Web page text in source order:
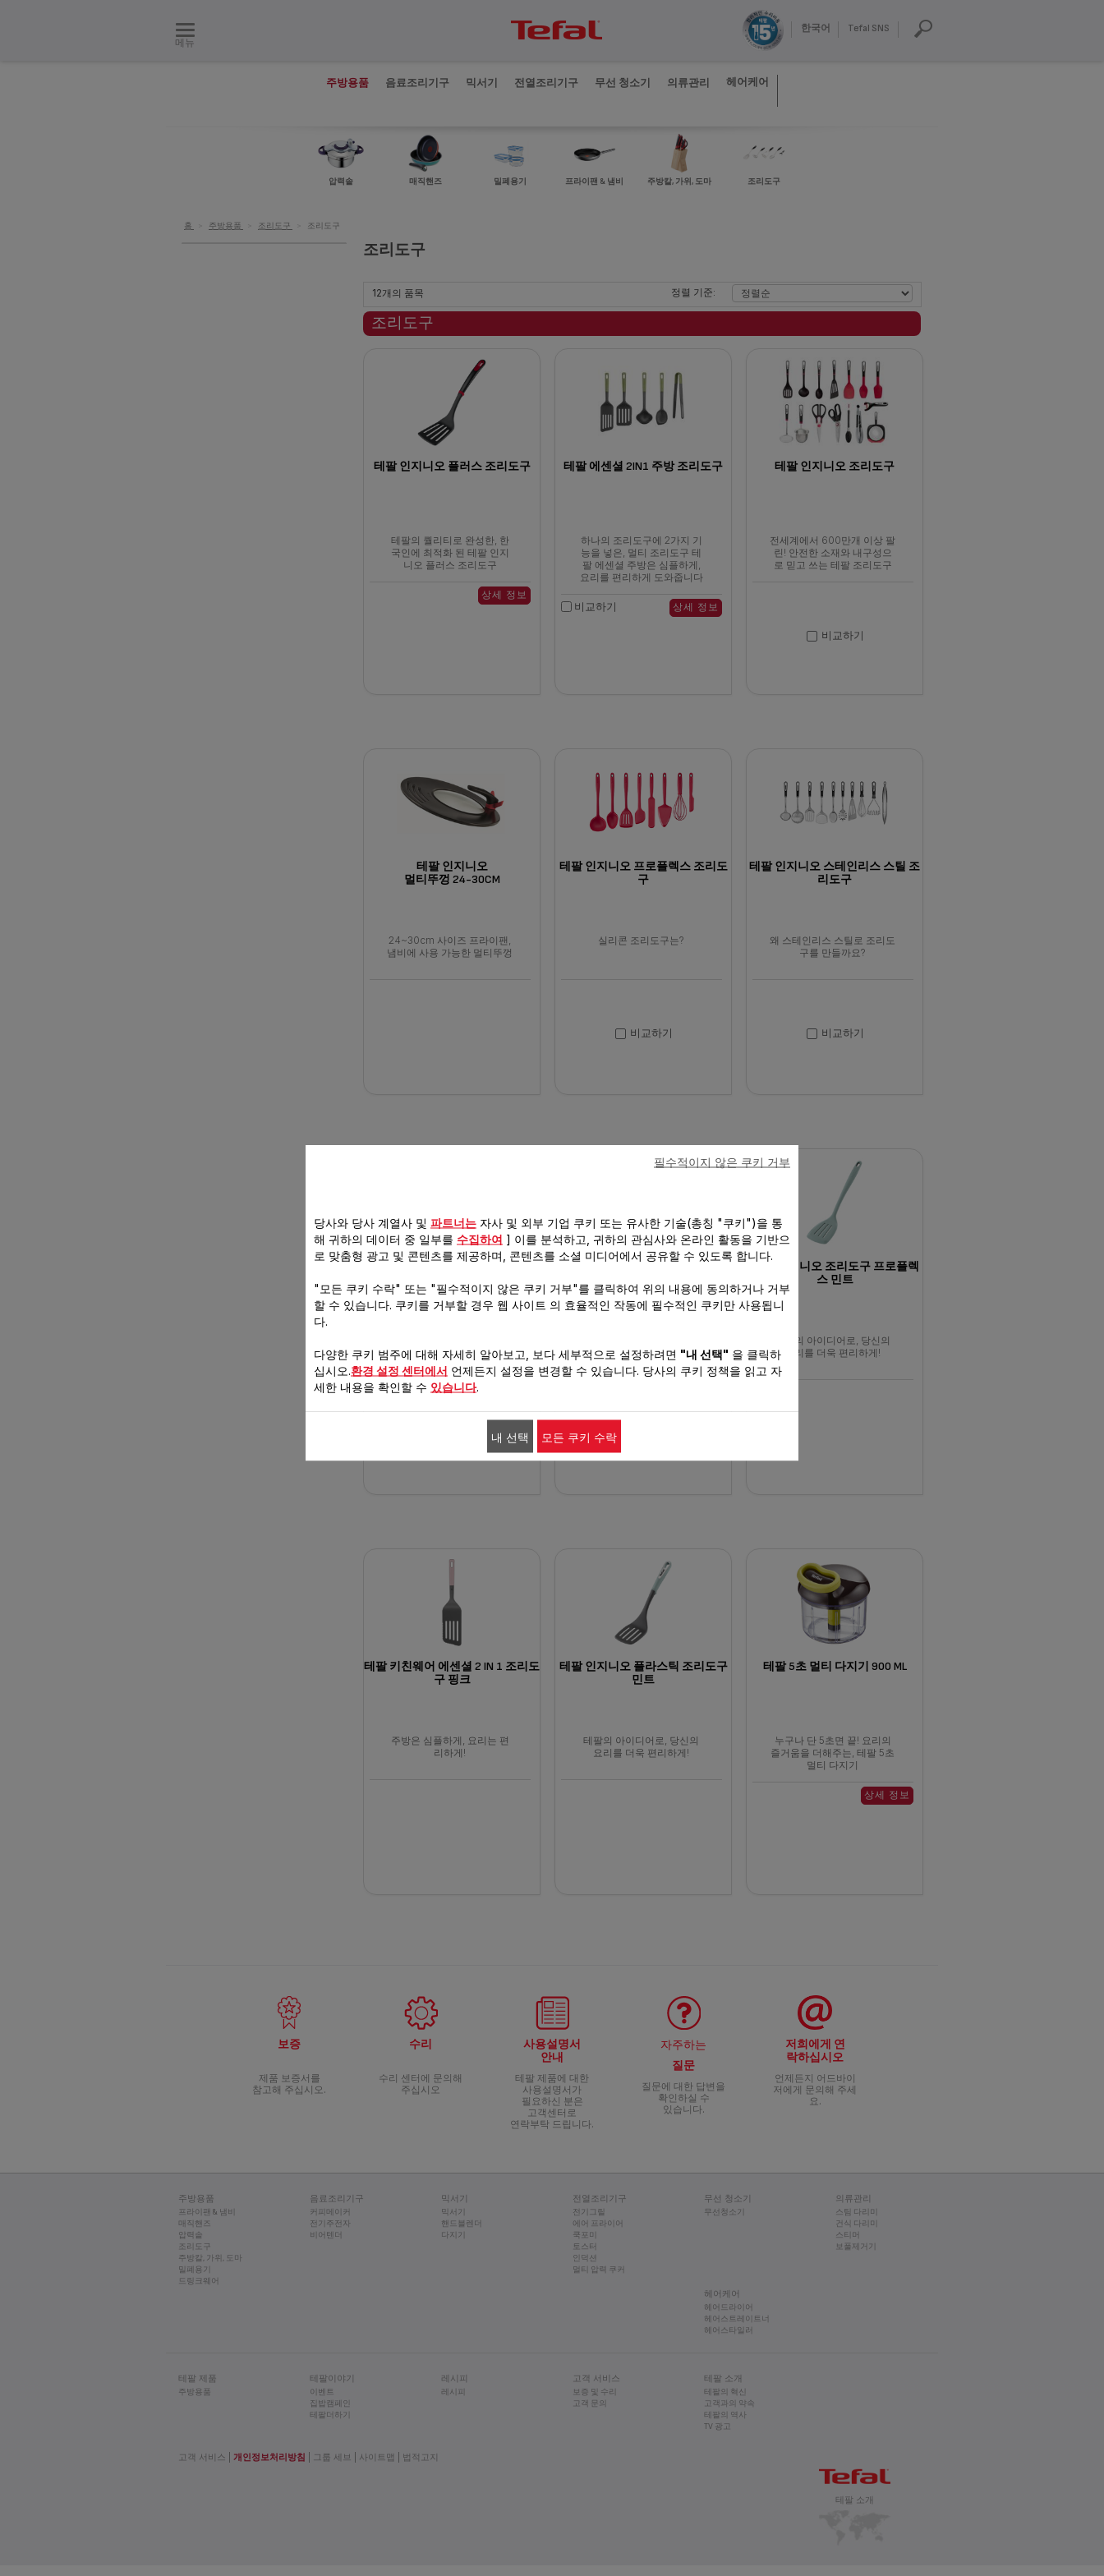
메뉴
한국어 Tefal SNS
주방용품 음료조리기구 믹서기 전열조리기구 무선 청소기 의류관리 헤어케어
압력솥 매직핸즈 밀폐용기 프라이팬 & 냄비 주방칼, 가위, 도마 조리도구
홈 주방용품 조리도구 조리도구
조리도구
정렬 기준:
12개의 품목
조리도구
테팔 인지니오 플러스 조리도구
테팔의 퀄리티로 완성한, 한
국인에 최적화 된 테팔 인지
니오 플러스 조리도구
상세 정보
테팔 에센셜 2IN1 주방 조리도구
하나의 조리도구에 2가지 기
능을 넣은, 멀티 조리도구 테
팔 에센셜 주방은 심플하게,
요리를 편리하게 도와줍니다
비교하기 상세 정보
테팔 인지니오 조리도구
전세계에서 600만개 이상 팔
린! 안전한 소재와 내구성으
로 믿고 쓰는 테팔 조리도구
비교하기
테팔 인지니오
멀티뚜껑 24-30CM
24~30cm 사이즈 프라이팬,
냄비에 사용 가능한 멀티뚜껑
테팔 인지니오 프로플렉스 조리도
구
실리콘 조리도구는?
비교하기
테팔 인지니오 스테인리스 스틸 조
리도구
왜 스테인리스 스틸로 조리도
구를 만들까요?
비교하기
테팔 5초 멀티 다지기 900ML 화이
테팔 인지니오 스테인리스 스틸 조
요리를 더욱 편리하게!
테팔 인지니오 조리도구 프로플렉
스 민트
테팔의 아이디어로, 당신의
요리를 더욱 편리하게!
테팔 키친웨어 에센셜 2 IN 1 조리도
구 핑크
주방은 심플하게, 요리는 편
리하게!
테팔 인지니오 플라스틱 조리도구
민트
테팔의 아이디어로, 당신의
요리를 더욱 편리하게!
테팔 5초 멀티 다지기 900 ML
누구나 단 5초면 끝! 요리의
즐거움을 더해주는, 테팔 5초
멀티 다지기
상세 정보
보증
제품 보증서를
참고해 주십시오.
수리
수리 센터에 문의해
주십시오
사용설명서
안내
테팔 제품에 대한
사용설명서가
필요하신 분은
고객센터로
연락부탁 드립니다.
자주하는
질문
질문에 대한 답변을
확인하실 수
있습니다.
저희에게 연
락하십시오
언제든지 어드바이
저에게 문의해 주세
요.
주방용품
프라이팬 & 냄비
매직핸즈
압력솥
조리도구
주방칼, 가위, 도마
밀폐용기
드링크웨어
음료조리기구
커피메이커
전기주전자
비어텐더
믹서기
믹서기
핸드블렌더
다지기
전열조리기구
전기그릴
에어 프라이어
쿡포미
토스터
인덕션
멀티 압력 쿠커
무선 청소기
무선청소기
의류관리
스팀 다리미
건식 다리미
스티머
보풀제거기
헤어케어
헤어드라이어
헤어스트레이트너
헤어스타일러
테팔 제품
주방용품
테팔이야기
이벤트
집밥캠페인
테팔더하기
레시피
레시피
고객 서비스
보증 및 수리
고객 문의
테팔 소개
테팔의 혁신
고객과의 약속
테팔의 역사
TV 광고
고객 서비스 개인정보처리방침 그룹 세브 사이트맵 법적고지
테팔 소개
당사와 당사 계열사 및 파트너는 자사 및 외부 기업 쿠키 또는 유사한 기술(총칭 "쿠키")을 통
해 귀하의 데이터 중 일부를 수집하여 ] 이를 분석하고, 귀하의 관심사와 온라인 활동을 기반으
로 맞춤형 광고 및 콘텐츠를 제공하며, 콘텐츠를 소셜 미디어에서 공유할 수 있도록 합니다.
"모든 쿠키 수락" 또는 "필수적이지 않은 쿠키 거부"를 클릭하여 위의 내용에 동의하거나 거부
할 수 있습니다. 쿠키를 거부할 경우 웹 사이트 의 효율적인 작동에 필수적인 쿠키만 사용됩니
다.
다양한 쿠키 범주에 대해 자세히 알아보고, 보다 세부적으로 설정하려면 "내 선택" 을 클릭하
십시오.환경 설정 센터에서 언제든지 설정을 변경할 수 있습니다. 당사의 쿠키 정책을 읽고 자
세한 내용을 확인할 수 있습니다.
필수적이지 않은 쿠키 거부
내 선택 모든 쿠키 수락